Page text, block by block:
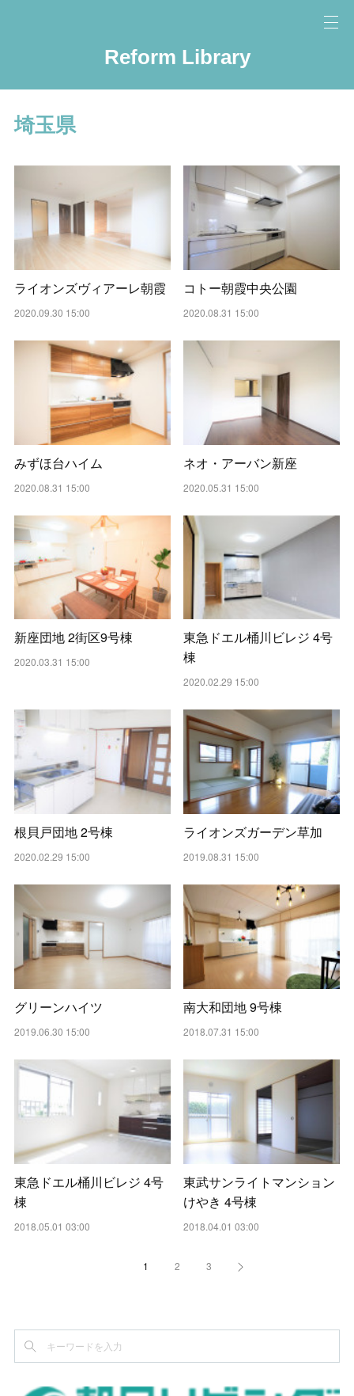
Reform Library
埼玉県
ライオンズヴィアーレ朝霞
2020.09.30 15:00
コトー朝霞中央公園
2020.08.31 15:00
みずほ台ハイム
2020.08.31 15:00
ネオ・アーバン新座
2020.05.31 15:00
新座団地 2街区9号棟
2020.03.31 15:00
東急ドエル桶川ビレジ 4号
棟
2020.02.29 15:00
根貝戸団地 2号棟
2020.02.29 15:00
ライオンズガーデン草加
2019.08.31 15:00
グリーンハイツ
2019.06.30 15:00
南大和団地 9号棟
2018.07.31 15:00
東急ドエル桶川ビレジ 4号
棟
2018.05.01 03:00
東武サンライトマンション
けやき 4号棟
2018.04.01 03:00
1 2 3